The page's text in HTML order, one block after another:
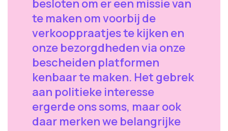
besloten om er een missie van
te maken om voorbij de
verkooppraatjes te kijken en
onze bezorgdheden via onze
bescheiden platformen
kenbaar te maken. Het gebrek
aan politieke interesse
ergerde ons soms, maar ook
daar merken we belangrijke